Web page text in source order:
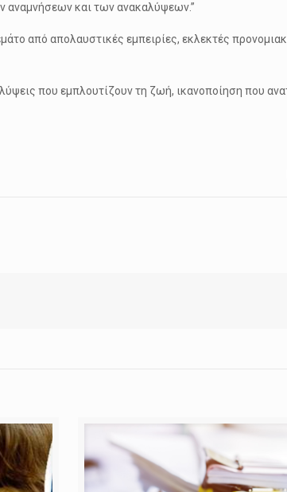
αναμνήσεων και των ανακαλύψεων.”
από απολαυστικές εμπειρίες, εκλεκτές
που εμπλουτίζουν τη ζωή, ικανοποίηση που